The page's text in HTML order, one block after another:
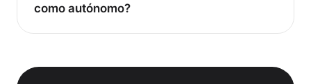
como autónomo?